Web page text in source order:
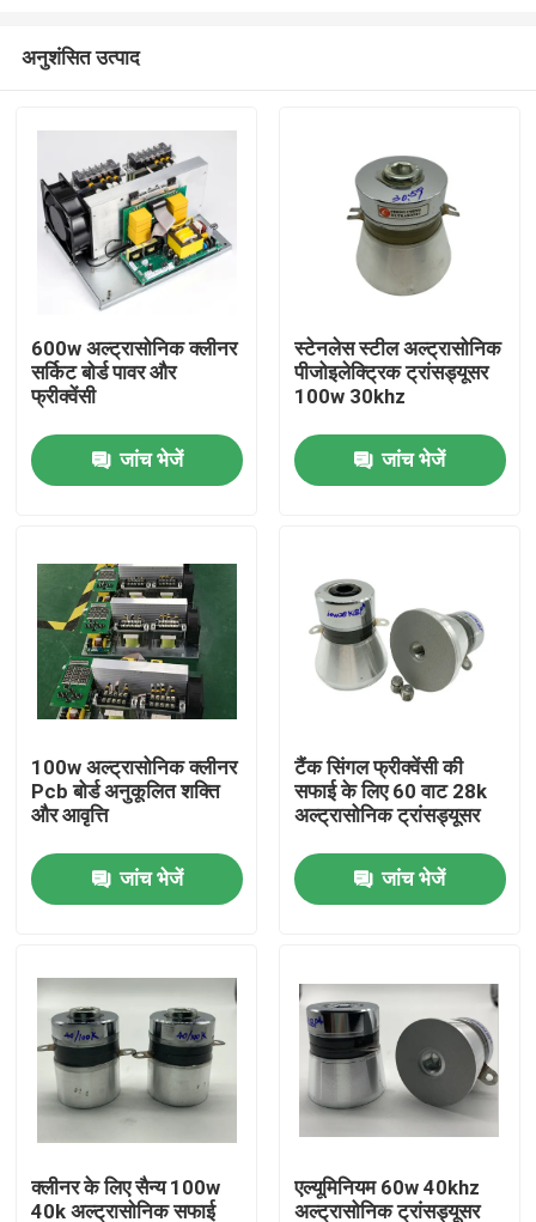
उत्पादों
हमारे बारे में
कारखाना भ्रमण
गुणवत्ता नियंत्रण
संपर्क करें
एक उद्धरण का अनुरोध करें
अल्ट्रासोनिक सफाई ट्रांसड्यूसर
उच्च शक्ति अल्ट्रासोनिक transducer
बहु आवृत्ति अल्ट्रासोनिक ट्रांसड्यूसर
अनुशंसित उत्पाद
600w अल्ट्रासोनिक क्लीनर
सर्किट बोर्ड पावर और
फ्रीक्वेंसी
जांच भेजें
स्टेनलेस स्टील अल्ट्रासोनिक
पीजोइलेक्ट्रिक ट्रांसड्यूसर
100w 30khz
जांच भेजें
100w अल्ट्रासोनिक क्लीनर
Pcb बोर्ड अनुकूलित शक्ति
और आवृत्ति
जांच भेजें
टैंक सिंगल फ्रीक्वेंसी की
सफाई के लिए 60 वाट 28k
अल्ट्रासोनिक ट्रांसड्यूसर
जांच भेजें
क्लीनर के लिए सैन्य 100w
40k अल्ट्रासोनिक सफाई
एल्यूमिनियम 60w 40khz
अल्ट्रासोनिक ट्रांसड्यूसर